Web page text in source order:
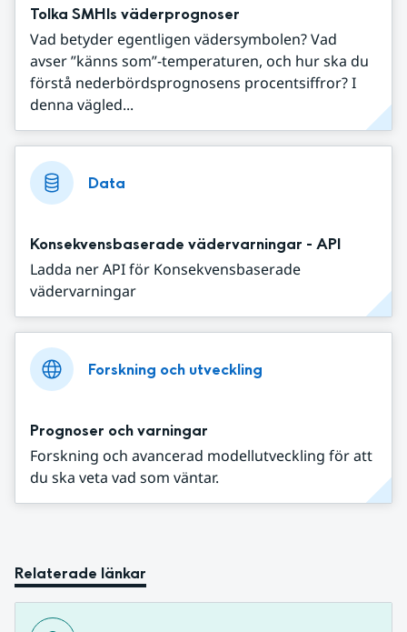
Tolka SMHIs väderprognoser
Vad betyder egentligen vädersymbolen? Vad
avser ”känns som”-temperaturen, och hur ska du
förstå nederbördsprognosens procentsiffror? I
denna vägled...
Data
Konsekvensbaserade vädervarningar - API
Ladda ner API för Konsekvensbaserade
vädervarningar
Forskning och utveckling
Prognoser och varningar
Forskning och avancerad modellutveckling för att
du ska veta vad som väntar.
Relaterade länkar